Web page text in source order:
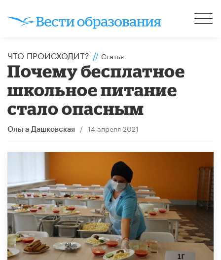
ЧТО ПРОИСХОДИТ? // Статья
Почему бесплатное
школьное питание
стало опасным
Ольга Дашковская / 14 апреля 2021